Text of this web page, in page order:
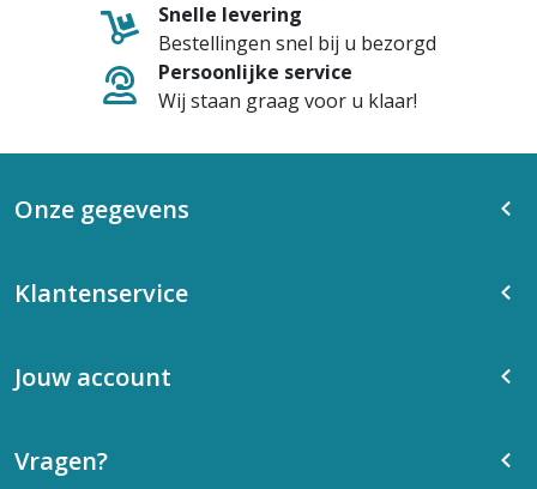
Snelle levering
Bestellingen snel bij u bezorgd
Persoonlijke service
Wij staan graag voor u klaar!
Onze gegevens
Klantenservice
Jouw account
Vragen?